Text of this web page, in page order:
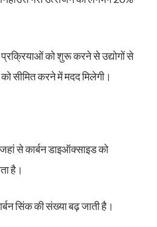
प्रक्रियाओं को शुरू करने से उद्योगों से
सीमित करने में मदद मिलेगी।
से कार्बन डाइऑक्साइड को
है।
सिंक की संख्या बढ़ जाती है।